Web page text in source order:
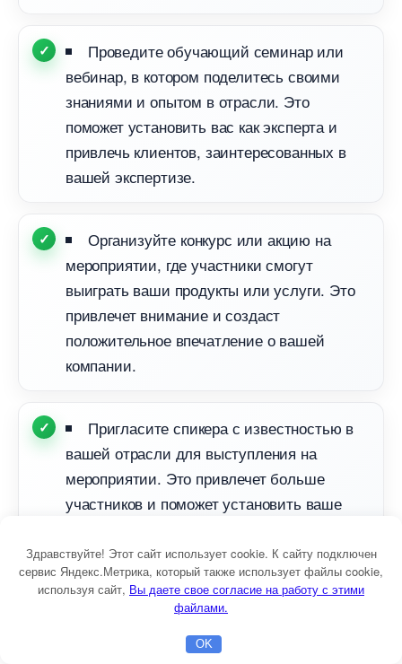
Проведите обучающий семинар или
ебинар, в котором поделитесь своими
знаниями и опытом в отрасли. Это
поможет установить вас как эксперта и
привлечь клиентов, заинтересованных
ашей экспертизе.
Организуйте конкурс или акцию на
мероприятии, где участники смогут
ыиграть ваши продукты или услуги. Это
привлечет внимание и создаст
положительное впечатление о вашей
компании.
Пригласите спикера с известностью
ашей отрасли для выступления на
мероприятии. Это привлечет больше
участников и поможет установить ваше
интересное.
Организуйте бесплатную консультацию
или демонстрацию продукта для
Здравствуйте! Этот сайт использует cookie. К сайту подключен
сервис Яндекс.Метрика, который также использует файлы cookie,
используя сайт, ы даете свое согласие на работу с этими
файлами.
OK